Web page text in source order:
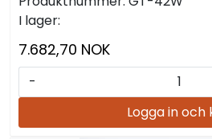
I lager:
7.682,70 NOK
-
Logga in och